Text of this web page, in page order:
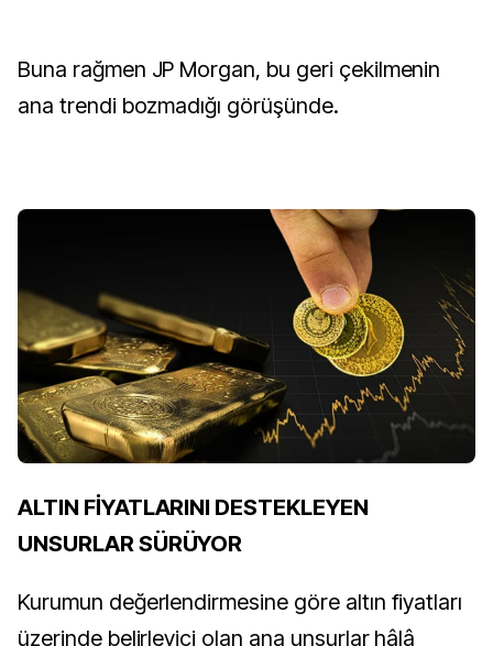
Buna rağmen JP Morgan, bu geri çekilmenin
ana trendi bozmadığı görüşünde.
ALTIN FİYATLARINI DESTEKLEYEN
UNSURLAR SÜRÜYOR
Kurumun değerlendirmesine göre altın fiyatları
üzerinde belirleyici olan ana unsurlar hâlâ